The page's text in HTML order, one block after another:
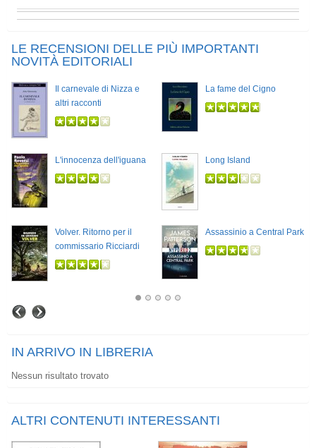
LE RECENSIONI DELLE PIÙ IMPORTANTI
NOVITÀ EDITORIALI
Il carnevale di Nizza e
altri racconti
La fame del Cigno
L'innocenza dell'iguana Long Island
Volver. Ritorno per il
commissario Ricciardi
Assassinio a Central Park
IN ARRIVO IN LIBRERIA
Nessun risultato trovato
ALTRI CONTENUTI INTERESSANTI